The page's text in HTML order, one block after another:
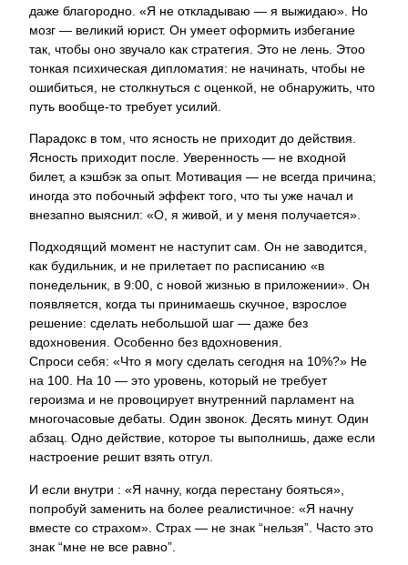
даже благородно. «Я не откладываю — я выжидаю». Но
мозг — великий юрист. Он умеет оформить избегание
так, чтобы оно звучало как стратегия. Это не лень. Этоо
тонкая психическая дипломатия: не начинать, чтобы не
ошибиться, не столкнуться с оценкой, не обнаружить, что
путь вообще-то требует усилий.
Парадокс в том, что ясность не приходит до действия.
Ясность приходит после. Уверенность — не входной
билет, а кэшбэк за опыт. Мотивация — не всегда причина;
иногда это побочный эффект того, что ты уже начал и
внезапно выяснил: «О, я живой, и у меня получается».
Подходящий момент не наступит сам. Он не заводится,
как будильник, и не прилетает по расписанию «в
понедельник, в 9:00, с новой жизнью в приложении». Он
появляется, когда ты принимаешь скучное, взрослое
решение: сделать небольшой шаг — даже без
вдохновения. Особенно без вдохновения.
Спроси себя: «Что я могу сделать сегодня на 10%?» Не
на 100. На 10 — это уровень, который не требует
героизма и не провоцирует внутренний парламент на
многочасовые дебаты. Один звонок. Десять минут. Один
абзац. Одно действие, которое ты выполнишь, даже если
настроение решит взять отгул.
И если внутри : «Я начну, когда перестану бояться»,
попробуй заменить на более реалистичное: «Я начну
вместе со страхом». Страх — не знак “нельзя”. Часто это
знак “мне не все равно”.